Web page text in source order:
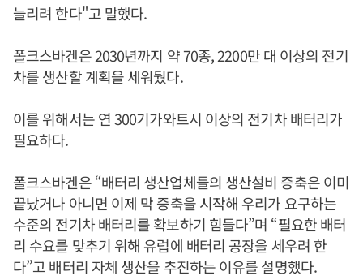
늘리려 한다"고 말했다.
폴크스바겐은 2030년까지 약 70종, 2200만 대 이상의 전기
차를 생산할 계획을 세워뒀다.
이를 위해서는 연 300기가와트시 이상의 전기차 배터리가
필요하다.
폴크스바겐은 “배터리 생산업체들의 생산설비 증축은 이미
끝났거나 아니면 이제 막 증축을 시작해 우리가 요구하는
수준의 전기차 배터리를 확보하기 힘들다”며 “필요한 배터
리 수요를 맞추기 위해 유럽에 배터리 공장을 세우려 한
다”고 배터리 자체 생산을 추진하는 이유를 설명했다.